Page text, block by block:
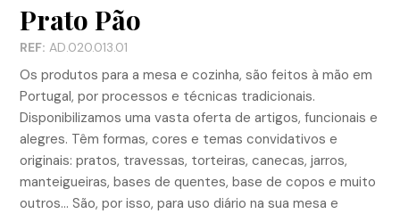
Prato Pão
REF: AD.020.013.01
Os produtos para a mesa e cozinha, são feitos à mão em
Portugal, por processos e técnicas tradicionais.
Disponibilizamos uma vasta oferta de artigos, funcionais e
alegres. Têm formas, cores e temas convidativos e
originais: pratos, travessas, torteiras, canecas, jarros,
manteigueiras, bases de quentes, base de copos e muito
outros… São, por isso, para uso diário na sua mesa e